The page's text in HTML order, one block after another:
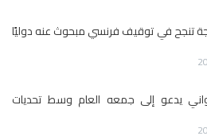
تنجح في توقيف فرنسي مبحوث عنه دوليًا
يدعو إلى جمعه العام وسط تحديات